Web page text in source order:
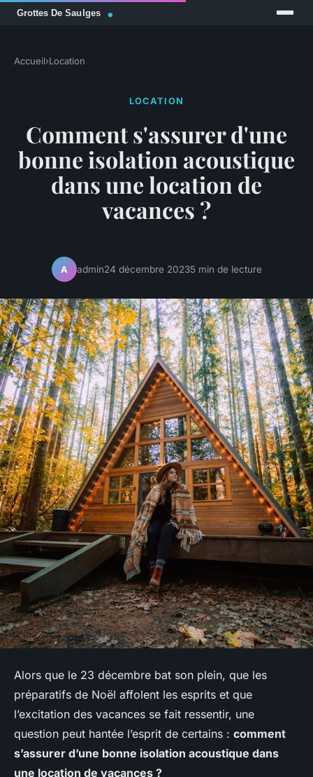
Accueil›Location
LOCATION
Comment s'assurer d'une
bonne isolation acoustique
dans une location de
vacances ?
A admin24 décembre 20235 min de lecture
Alors que le 23 décembre bat son plein, que les
préparatifs de Noël affolent les esprits et que
l’excitation des vacances se fait ressentir, une
question peut hantée l’esprit de certains : comment
s’assurer d’une bonne isolation acoustique dans
une location de vacances ?